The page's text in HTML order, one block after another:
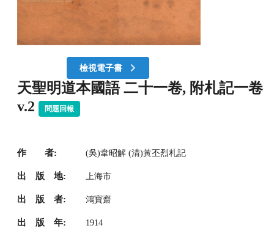
檢視電子書
天聖明道本國語 二十一卷, 附札記一卷
v.2
問題回報
作 者: (吳)韋昭解 (清)黃丕烈札記
出 版 地: 上海市
出 版 者: 鴻寶齋
出 版 年: 1914